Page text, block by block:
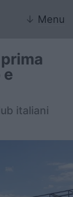
↓ Menu
e
italiani